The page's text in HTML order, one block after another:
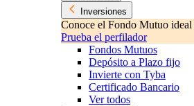
Inversiones
Conoce el Fondo Mutuo ideal
Prueba el perfilador
Fondos Mutuos
Depósito a Plazo fijo
Invierte con Tyba
Certificado Bancario
Ver todos